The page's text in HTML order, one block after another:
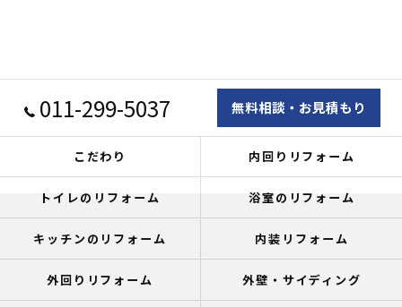
011-299-5037 無料相談・お見積もり
こだわり 内回りリフォーム
トイレのリフォーム 浴室のリフォーム
キッチンのリフォーム 内装リフォーム
外回りリフォーム 外壁・サイディング